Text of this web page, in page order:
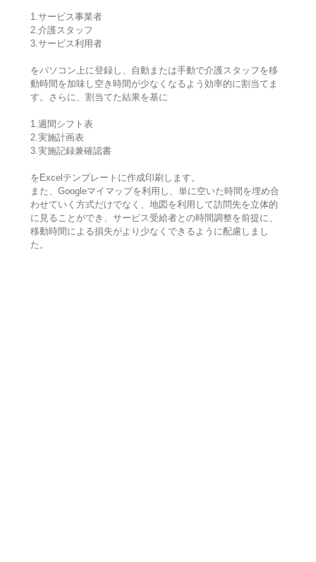
1.サービス事業者
2.介護スタッフ
3.サービス利用者
をパソコン上に登録し、自動または手動で介護スタッフを移
動時間を加味し空き時間が少なくなるよう効率的に割当てま
す。さらに、割当てた結果を基に
1.週間シフト表
2.実施計画表
3.実施記録兼確認書
をExcelテンプレートに作成印刷します。
また、Googleマイマップを利用し、単に空いた時間を埋め合
わせていく方式だけでなく、地図を利用して訪問先を立体的
に見ることができ、サービス受給者との時間調整を前提に、
移動時間による損失がより少なくできるように配慮しまし
た。